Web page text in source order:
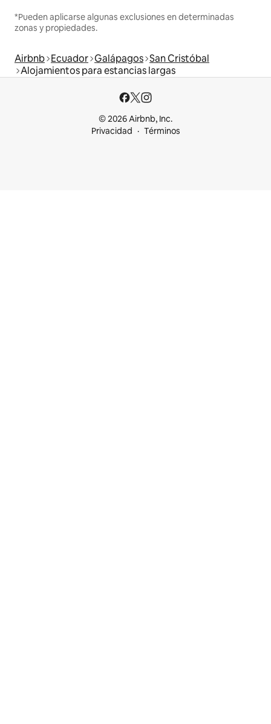
*Pueden aplicarse algunas exclusiones en determinadas
zonas y propiedades.
Airbnb Ecuador Galápagos San Cristóbal
Alojamientos para estancias largas
© 2026 Airbnb, Inc.
Privacidad
Términos